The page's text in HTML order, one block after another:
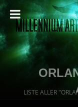
LISTE ALLER